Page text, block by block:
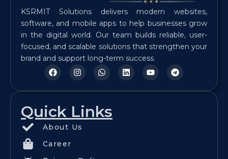
KSRMIT Solutions delivers modern websites,
software, and mobile apps to help businesses grow
in the digital world. Our team builds reliable, user-
focused, and scalable solutions that strengthen your
brand and support long-term success.
F
a
c
e
o
o
k
I
n
s
t
g
r
a
m
W
h
a
t
a
p
L
i
n
k
Y
o
u
t
T
e
l
e
Quick Links
About Us
Career